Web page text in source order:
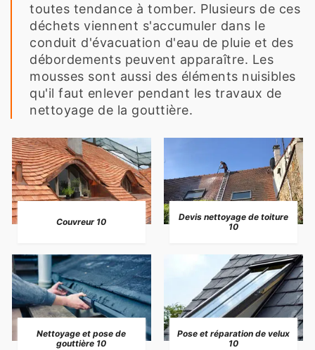
toutes tendance à tomber. Plusieurs de ces
déchets viennent s'accumuler dans le
conduit d'évacuation d'eau de pluie et des
débordements peuvent apparaître. Les
mousses sont aussi des éléments nuisibles
qu'il faut enlever pendant les travaux de
nettoyage de la gouttière.
Couvreur 10
Devis nettoyage de toiture
10
Nettoyage et pose de
gouttière 10
Pose et réparation de velux
10